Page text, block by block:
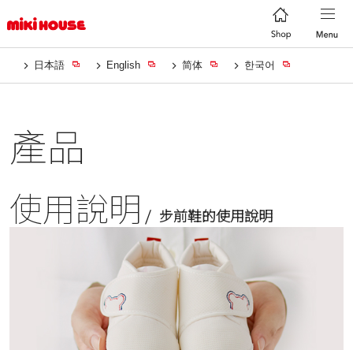
日本語 English 简体 한국어
產品
使用說明 步前鞋的使用說明